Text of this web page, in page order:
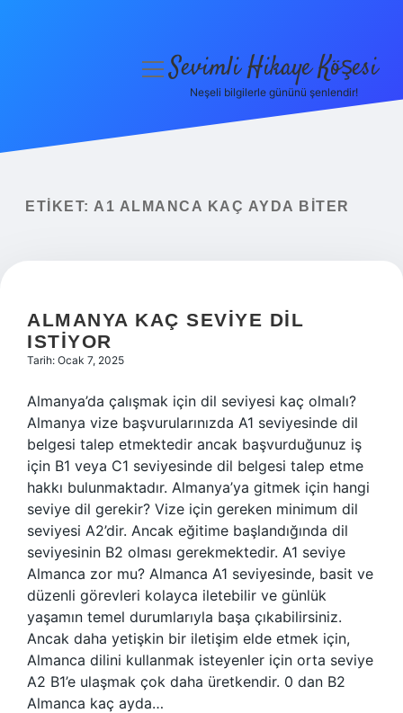
Yasal Uyarı
menüyüSevimli Hikaye Köşesi
Neşeli bilgilerle gününü şenlendir!
ETIKET: A1 ALMANCA KAÇ AYDA BITER
ALMANYA KAÇ SEVIYE DIL
ISTIYOR
Tarih: Ocak 7, 2025
Almanya’da çalışmak için dil seviyesi kaç olmalı?
Almanya vize başvurularınızda A1 seviyesinde dil
belgesi talep etmektedir ancak başvurduğunuz iş
için B1 veya C1 seviyesinde dil belgesi talep etme
hakkı bulunmaktadır. Almanya’ya gitmek için hangi
seviye dil gerekir? Vize için gereken minimum dil
seviyesi A2’dir. Ancak eğitime başlandığında dil
seviyesinin B2 olması gerekmektedir. A1 seviye
Almanca zor mu? Almanca A1 seviyesinde, basit ve
düzenli görevleri kolayca iletebilir ve günlük
yaşamın temel durumlarıyla başa çıkabilirsiniz.
Ancak daha yetişkin bir iletişim elde etmek için,
Almanca dilini kullanmak isteyenler için orta seviye
A2 B1’e ulaşmak çok daha üretkendir. 0 dan B2
Almanca kaç ayda…